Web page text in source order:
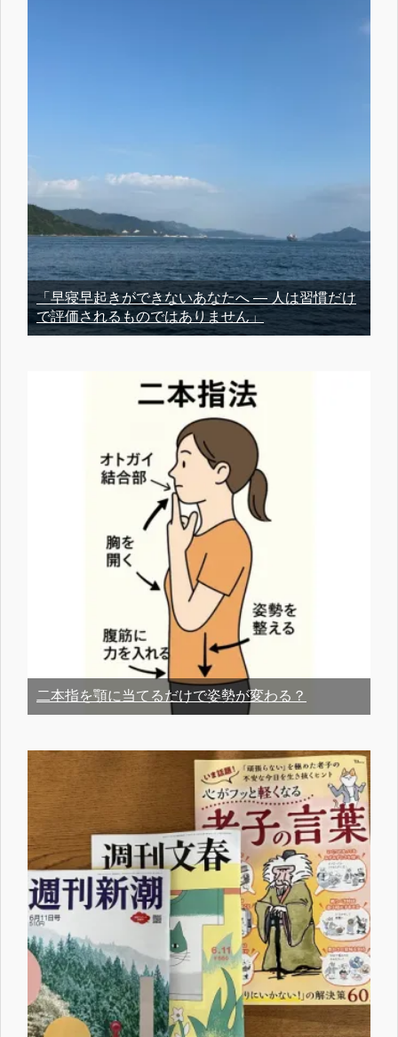
「早寝早起きができないあなたへ ― 人は習慣だけ
で評価されるものではありません」
二本指を顎に当てるだけで姿勢が変わる？